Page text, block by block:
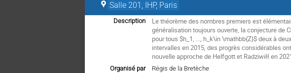
Salle 201, IHP, Paris
Description
Le théorème des nombres premiers est
généralisation toujours ouverte, la conjecture de
pour tous $h_1, ..., h_k\in \mathbb{Z}$ deux à
intervalles en 2015, des progrès considérables
nouvelle approche de Helfgott et Radziwiłł en
Organisé par
Régis de la Bretèche